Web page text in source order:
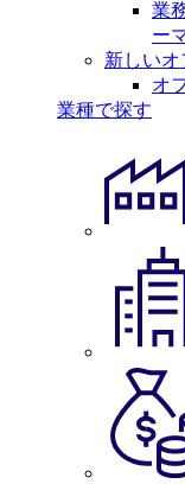
業
ー
新しい
オ
業種で探す